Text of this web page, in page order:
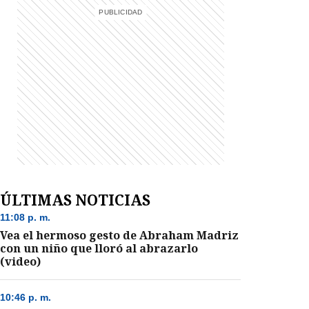
ÚLTIMAS NOTICIAS
11:08 p. m.
Vea el hermoso gesto de Abraham Madriz
con un niño que lloró al abrazarlo
(video)
10:46 p. m.